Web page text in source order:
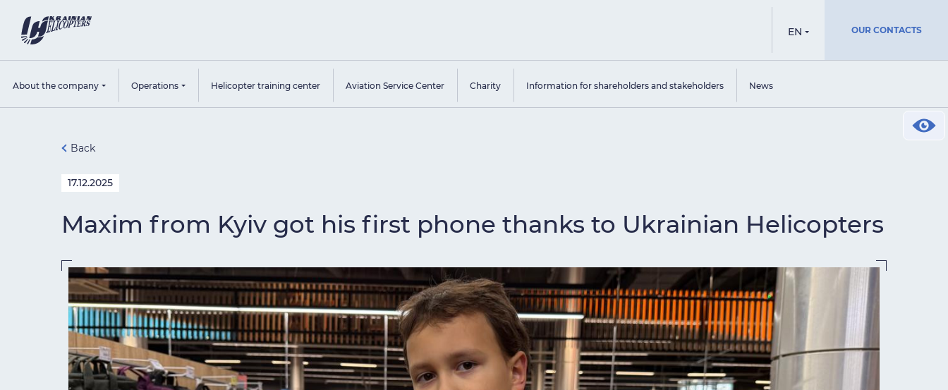
EN OUR CONTACTS
About the company Operations Helicopter training center Aviation Service Center Charity Information for shareholders and stakeholders News
Back
17.12.2025
Maxim from Kyiv got his first phone thanks to Ukrainian Helicopters